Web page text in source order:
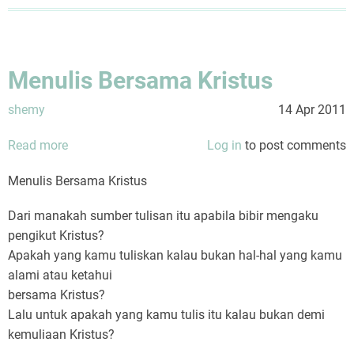
Menulis Bersama Kristus
shemy 14 Apr 2011
Read more
Bersama
Log in to post comments
Menulis Bersama Kristus
Dari manakah sumber tulisan itu apabila bibir mengaku
pengikut Kristus?
Apakah yang kamu tuliskan kalau bukan hal-hal yang kamu
alami atau ketahui
bersama Kristus?
Lalu untuk apakah yang kamu tulis itu kalau bukan demi
kemuliaan Kristus?